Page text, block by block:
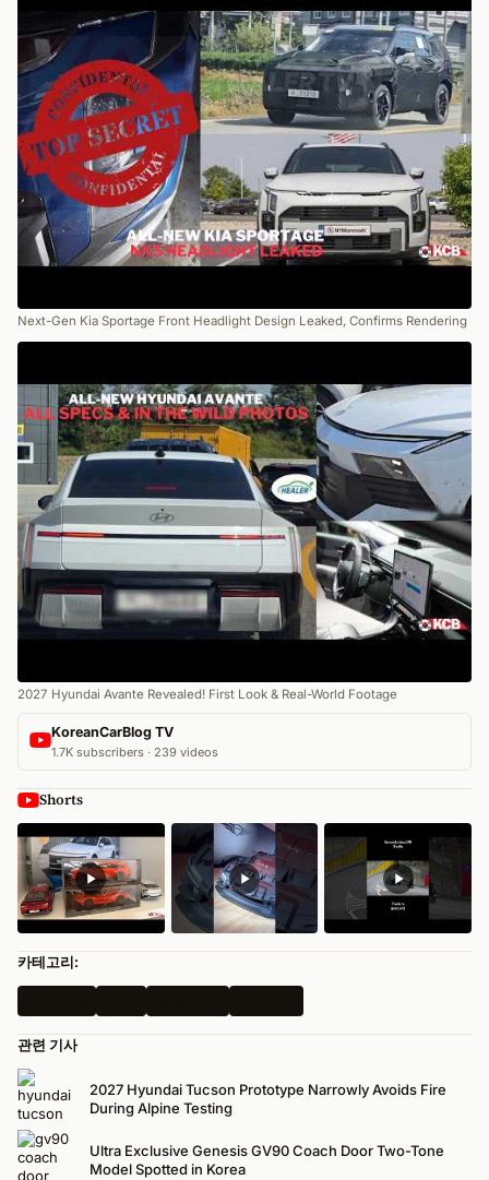
Next-Gen Kia Sportage Front Headlight Design Leaked, Confirms Rendering
2027 Hyundai Avante Revealed! First Look & Real-World Footage
KoreanCarBlog TV
1.7K subscribers · 239 videos
Shorts
카테고리:
관련 기사
2027 Hyundai Tucson Prototype Narrowly Avoids Fire
During Alpine Testing
Ultra Exclusive Genesis GV90 Coach Door Two-Tone
Model Spotted in Korea